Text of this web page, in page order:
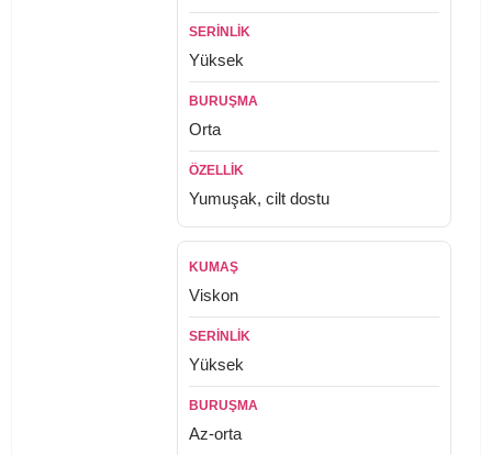
Yüksek
Orta
Yumuşak, cilt dostu
Viskon
Yüksek
Az-orta